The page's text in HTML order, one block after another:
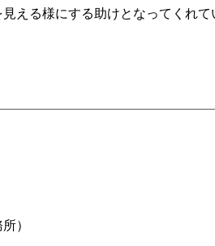
える様にする助けとなってくれ
）